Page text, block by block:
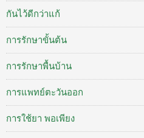
กันไว้ดีกว่าแก้
การรักษาขั้นต้น
การรักษาพื้นบ้าน
การแพทย์ตะวันออก
การใช้ยา พอเพียง